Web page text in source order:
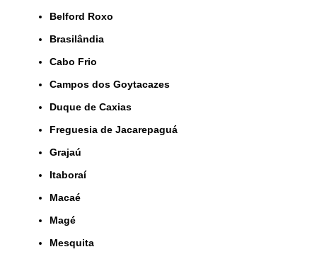
Belford Roxo
Brasilândia
Cabo Frio
Campos dos Goytacazes
Duque de Caxias
Freguesia de Jacarepaguá
Grajaú
Itaboraí
Macaé
Magé
Mesquita